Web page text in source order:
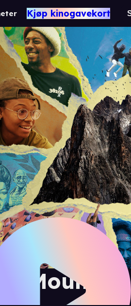
Kjøp kinogavekort
Mountain